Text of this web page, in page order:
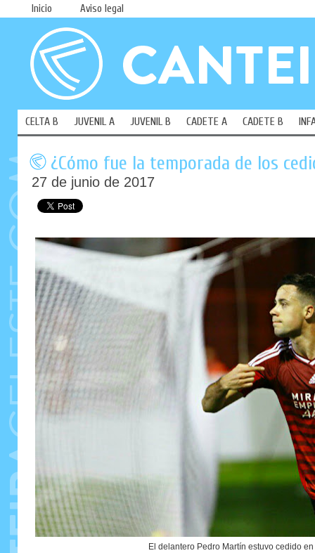
Inicio Aviso legal
CELTA B JUVENIL A JUVENIL B CADETE A CADETE B
¿Cómo fue la temporada de los
27 de junio de 2017
El delantero Pedro Martín estuvo cedido